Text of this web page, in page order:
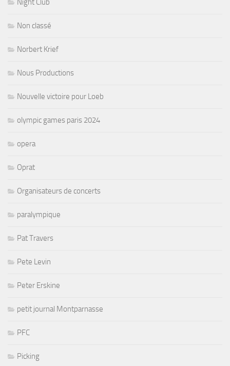
Night Club
Non classé
Norbert Krief
Nous Productions
Nouvelle victoire pour Loeb
olympic games paris 2024
opera
Oprat
Organisateurs de concerts
paralympique
Pat Travers
Pete Levin
Peter Erskine
petit journal Montparnasse
PFC
Picking